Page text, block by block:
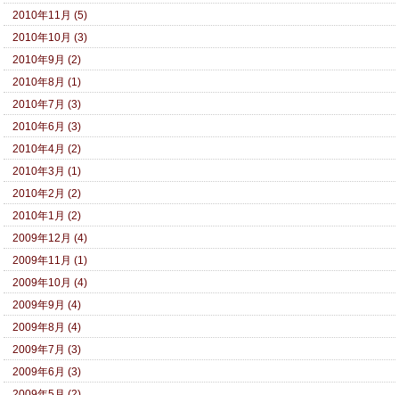
2010年11月 (5)
2010年10月 (3)
2010年9月 (2)
2010年8月 (1)
2010年7月 (3)
2010年6月 (3)
2010年4月 (2)
2010年3月 (1)
2010年2月 (2)
2010年1月 (2)
2009年12月 (4)
2009年11月 (1)
2009年10月 (4)
2009年9月 (4)
2009年8月 (4)
2009年7月 (3)
2009年6月 (3)